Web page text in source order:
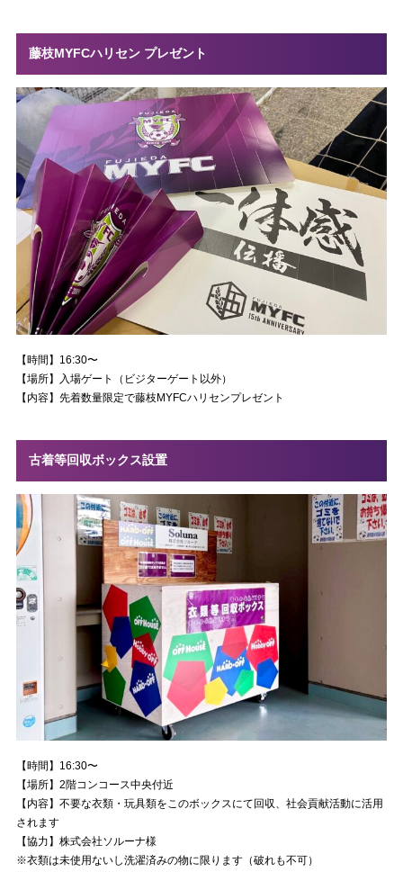
藤枝MYFCハリセン プレゼント
【時間】16:30〜
【場所】入場ゲート（ビジターゲート以外）
【内容】先着数量限定で藤枝MYFCハリセンプレゼント
古着等回収ボックス設置
【時間】16:30〜
【場所】2階コンコース中央付近
【内容】不要な衣類・玩具類をこのボックスにて回収、社会貢献活動に活用
されます
【協力】株式会社ソルーナ様
※衣類は未使用ないし洗濯済みの物に限ります（破れも不可）